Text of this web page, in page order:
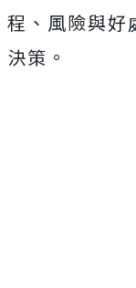
程、風險與好
決策。